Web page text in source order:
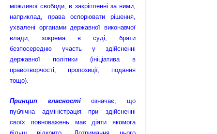
можливої свободи, в закріпленні за ними,
наприклад, права оспорювати рішення,
ухвалені органами державної виконавчої
влади, зокрема в суді, брати
безпосередню участь у здійсненні
державної політики (ініціатива в
правотворчості, пропозиції, подання
тощо).
Принцип гласностіозначає, що
публічна адміністрація при здійсненні
своїх повноважень має діяти якомога